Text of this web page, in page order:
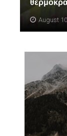
August